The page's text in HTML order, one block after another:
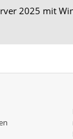
2025 mit